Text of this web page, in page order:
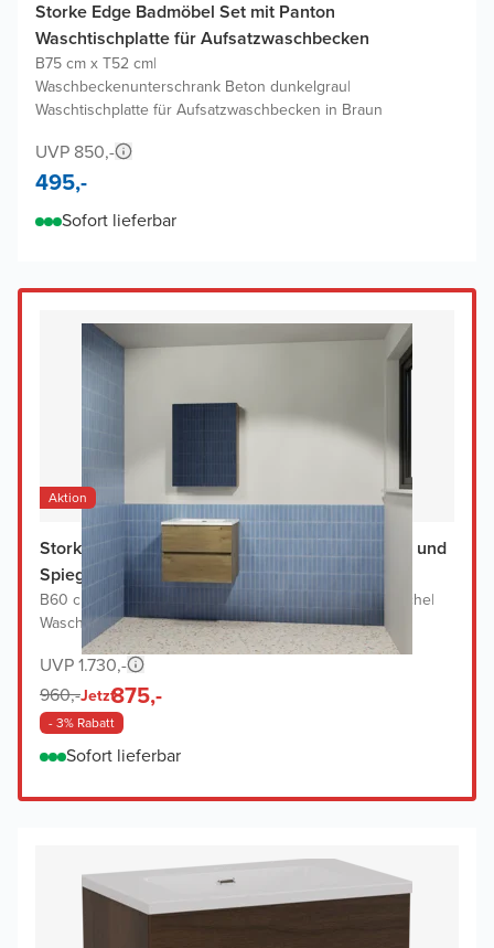
Storke Edge Badmöbel Set mit Panton
Waschtischplatte für Aufsatzwaschbecken
B75 cm x T52 cm|
Waschbeckenunterschrank Beton dunkelgrau|
Waschtischplatte für Aufsatzwaschbecken in Braun
UVP 850,-
495,-
Sofort lieferbar
Aktion
Storke Edge Badmöbel Set mit Diva Waschtisch und
Spiegelschrank
B60 cm x T46 cm Waschbeckenunterschrank Rohe Eiche|
Waschtisch in Weiß
UVP 1.730,-
960,-Jetzt875,-
- 3% Rabatt
Sofort lieferbar